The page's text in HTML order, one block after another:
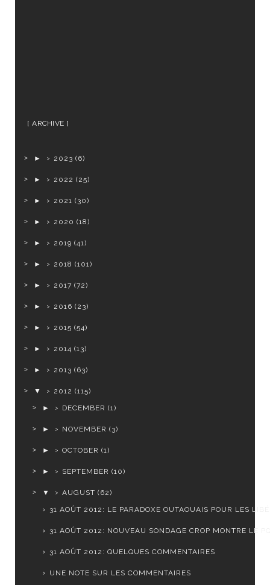
ARCHIVE
► 2023 (6)
► 2022 (25)
► 2021 (30)
► 2020 (18)
► 2019 (41)
► 2018 (101)
► 2017 (72)
► 2016 (23)
► 2015 (54)
► 2014 (13)
► 2013 (63)
▼ 2012 (115)
►
DECEMBER (1)
► NOVEMBER (3)
► OCTOBER (1)
► SEPTEMBER (10)
▼ AUGUST (62)
31 AOÛT 2012: LE PARADOXE OUTAOUAIS POUR LES
31 AOÛT 2012: NOUVEAU SONDAGE CROP MONTRE LE
31 AOÛT 2012: QUELQUES COMMENTAIRES
UNE NOTE SUR LES COMMENTAIRES